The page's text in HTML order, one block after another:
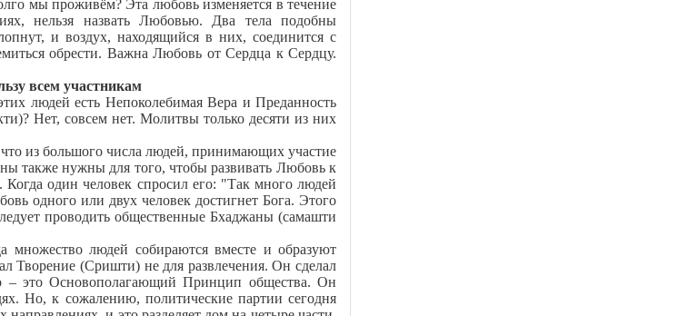
мы проживём? Эта любовь изменяется в течение
нельзя назвать Любовью. Два тела подобны
и воздух, находящийся в них, соединится с
обрести. Важна Любовь от Сердца к Сердцу.
всем участникам
людей есть Непоколебимая Вера и Преданность
Нет, совсем нет. Молитвы только десяти из них
из большого числа людей, принимающих участие
также нужны для того, чтобы развивать Любовь к
один человек спросил его: "Так много людей
одного или двух человек достигнет Бога. Этого
проводить общественные Бхаджаны (самашти
людей собираются вместе и образуют
Творение (Сришти) не для развлечения. Он сделал
– это Основополагающий Принцип общества. Он
Но, к сожалению, политические партии сегодня